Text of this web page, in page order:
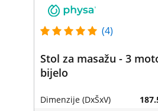
(4)
Stol za masažu - 3
bijelo
Dimenzije (DxŠxV)